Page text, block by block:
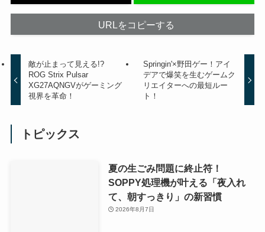
URLをコピーする
敵が止まって見える!?
ROG Strix Pulsar
XG27AQNGVがゲーミング
視界を革命！
Springin'×野田ゲー！アイ
デアで爆笑を生むゲームク
リエイターへの最短ルー
ト！
トピックス
夏の生ごみ問題に終止符！
SOPPY処理機が叶える「夜入れ
て、朝すっきり」の新習慣
2026年8月7日